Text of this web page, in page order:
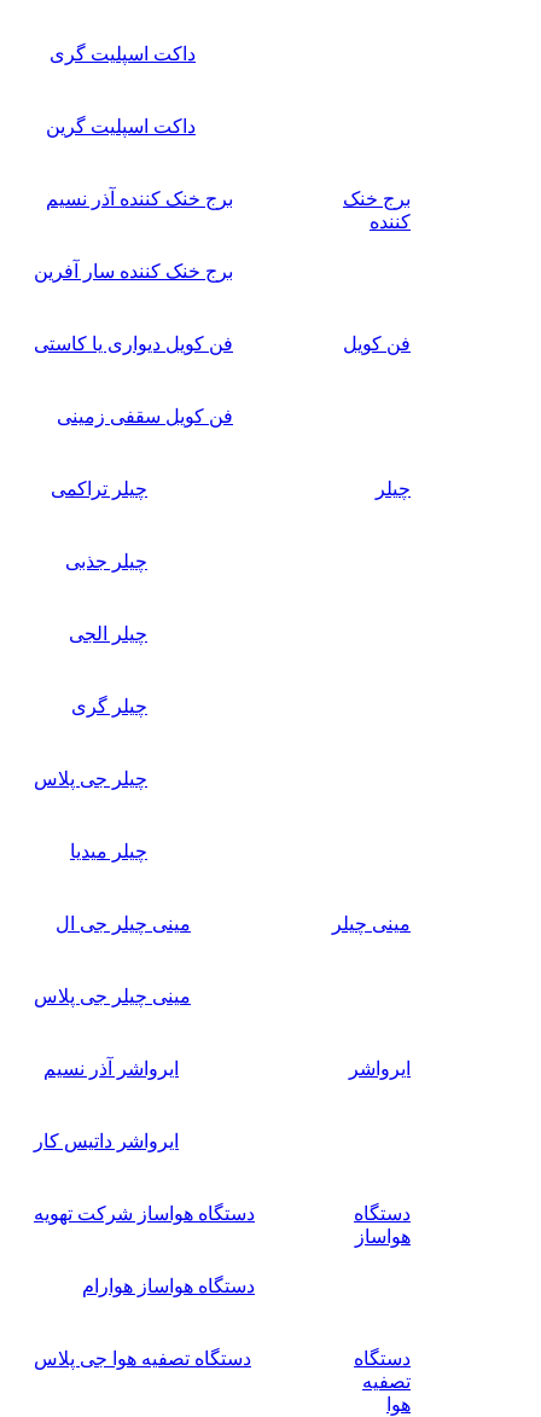
داکت اسپلیت گری
داکت اسپلیت گرین
برج خنک
کننده
برج خنک کننده آذر نسیم
برج خنک کننده سار آفرین
فن کویل فن کویل دیواری یا کاستی
فن کویل سقفی زمینی
چیلر چیلر تراکمی
چیلر جذبی
چیلر الجی
چیلر گری
چیلر جی پلاس
چیلر میدیا
مینی چیلر مینی چیلر جی ال
مینی چیلر جی پلاس
ایرواشر ایرواشر آذر نسیم
ایرواشر داتیس کار
دستگاه
هواساز
دستگاه هواساز شرکت تهویه
دستگاه هواساز هوارام
دستگاه
تصفیه
هوا
دستگاه تصفیه هوا جی پلاس